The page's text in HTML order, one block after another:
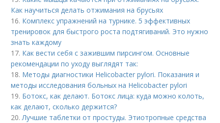
Как научиться делать отжимания на брусьях
16. Комплекс упражнений на турнике. 5 эффективных
тренировок для быстрого роста подтягиваний. Это нужно
знать каждому
17. Как вести себя с зажившим пирсингом. Основные
рекомендации по уходу выглядят так:
18. Методы диагностики Helicobacter pylori. Показания и
методы исследования больных на Helicobacter pylori
19. Ботокс, как делают. Ботокс лица: куда можно колоть,
как делают, сколько держится?
20.Лучшие таблетки от простуды. Этиотропные средства